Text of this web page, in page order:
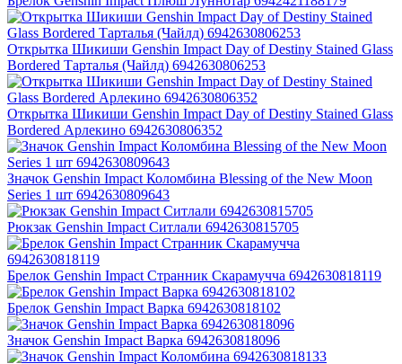
Открытка Шикиши Genshin Impact Day of Destiny Stained Glass
Bordered Тарталья (Чайлд) 6942630806253
Открытка Шикиши Genshin Impact Day of Destiny Stained Glass
Bordered Арлекино 6942630806352
Значок Genshin Impact Коломбина Blessing of the New Moon
Series 1 шт 6942630809643
Рюкзак Genshin Impact Ситлали 6942630815705
Брелок Genshin Impact Странник Скарамучча 6942630818119
Брелок Genshin Impact Варка 6942630818102
Значок Genshin Impact Варка 6942630818096